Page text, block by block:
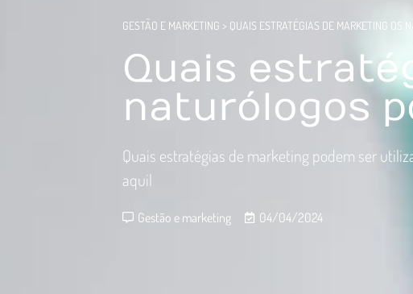
GESTÃO E MARKETING > QUAIS ESTRATÉGIAS DE MARKETING OS
Quais
naturólogos
Quais estratégias de marketing podem ser
aquil
Gestão e marketing 04/04/2024